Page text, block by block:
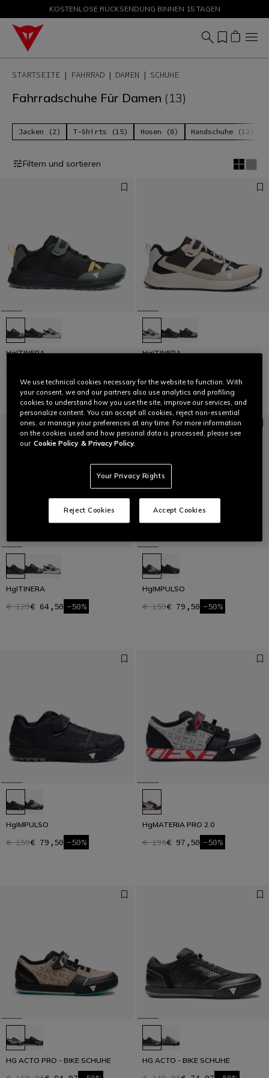
ANGEBOTE BIS ZU -50 % – JETZT SHOPPEN
KOSTENLOSE RÜCKSENDUNG BINNEN 15 TAGEN
STARTSEITE FAHRRAD DAMEN SCHUHE
Fahrradschuhe Für Damen (13)
Jacken (2) T-Shirts (15) Hosen (8) Handschuhe (12)
Filtern und sortieren
HgITINERA
€ 129
HgITINERA
HgITINERA
€ 129€ 64,50 -50%
HgIMPULSO
€ 159€ 79,50 -50%
HgIMPULSO
€ 159€ 79,50 -50%
HgMATERIA PRO 2.0
€ 195€ 97,50 -50%
HG ACTO PRO - BIKE SCHUHE HG ACTO - BIKE SCHUHE
We use technical cookies necessary for the website to function. With
your consent, we and our partners also use analytics and profiling
cookies to understand how you use the site, improve our services, and
personalize content. You can accept all cookies, reject non-essential
ones, or manage your preferences at any time. For more information
on the cookies used and how personal data is processed, please see
our Cookie Policy & Privacy Policy.
Your Privacy Rights
Reject Cookies Accept Cookies